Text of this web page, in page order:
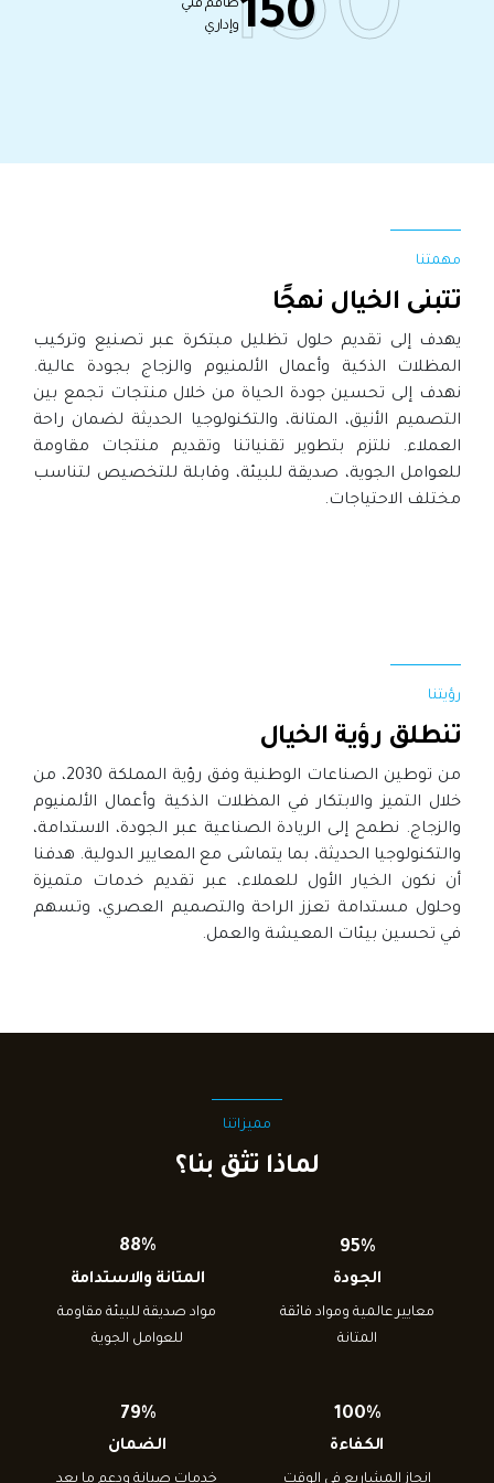
150طاقم فني
وإداري
مهمتنا
تتبنى الخيال نهجًا
يهدف إلى تقديم حلول تظليل مبتكرة عبر تصنيع وتركيب
المظلات الذكية وأعمال الألمنيوم والزجاج بجودة عالية.
نهدف إلى تحسين جودة الحياة من خلال منتجات تجمع بين
التصميم الأنيق، المتانة، والتكنولوجيا الحديثة لضمان راحة
العملاء. نلتزم بتطوير تقنياتنا وتقديم منتجات مقاومة
للعوامل الجوية، صديقة للبيئة، وقابلة للتخصيص لتناسب
مختلف الاحتياجات.
رؤيتنا
تنطلق رؤية الخيال
من توطين الصناعات الوطنية وفق رؤية المملكة 2030، من
خلال التميز والابتكار في المظلات الذكية وأعمال الألمنيوم
والزجاج. نطمح إلى الريادة الصناعية عبر الجودة، الاستدامة،
والتكنولوجيا الحديثة، بما يتماشى مع المعايير الدولية. هدفنا
أن نكون الخيار الأول للعملاء، عبر تقديم خدمات متميزة
وحلول مستدامة تعزز الراحة والتصميم العصري، وتسهم
في تحسين بيئات المعيشة والعمل.
مميزاتنا
لماذا تثق بنا؟
95%
الجودة
معايير عالمية ومواد فائقة
المتانة
88%
المتانة والاستدامة
مواد صديقة للبيئة مقاومة
للعوامل الجوية
100%
الكفاءة
79%
الضمان